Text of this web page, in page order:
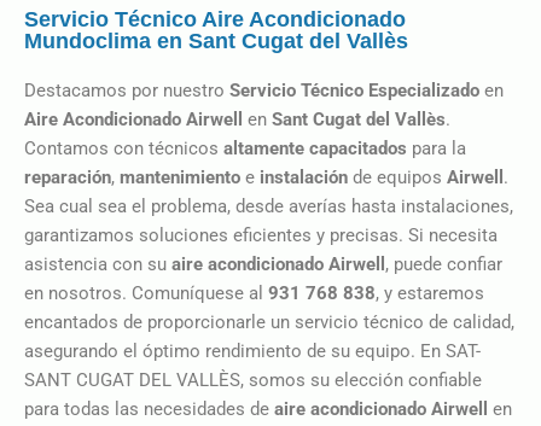
Servicio Técnico Aire Acondicionado
Mundoclima en Sant Cugat del Vallès
Destacamos por nuestro Servicio Técnico Especializado en
Aire Acondicionado Airwell
en Sant Cugat del Vallès.
Contamos con técnicos altamente capacitados para la
reparación, mantenimiento e instalación de equipos Airwell .
Sea cual sea el problema, desde averías hasta instalaciones,
garantizamos soluciones eficientes y precisas. Si necesita
asistencia con su aire acondicionado Airwell , puede confiar
en nosotros. Comuníquese al 931 768 838, y estaremos
encantados de proporcionarle un servicio técnico de calidad,
asegurando el óptimo rendimiento de su equipo. En SAT-
SANT CUGAT DEL VALLÈS, somos su elección confiable
para todas las necesidades de aire acondicionado Airwell
en